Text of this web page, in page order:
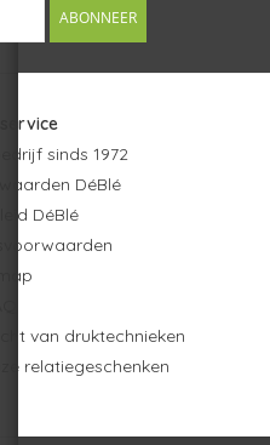
ABONNEER
sinds 1972
DéBlé
DéBlé
van druktechnieken
relatiegeschenken